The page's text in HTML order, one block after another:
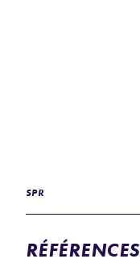
SPR
RÉFÉRENCES